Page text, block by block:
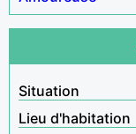
Situation
Lieu d'habitation